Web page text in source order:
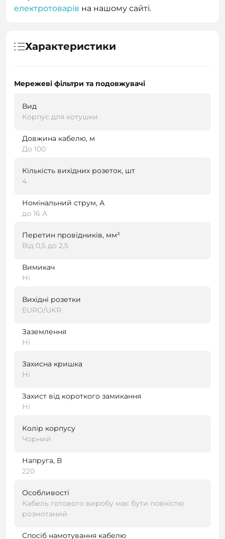
електротоварів на нашому сайті.
Характеристики
Мережеві фільтри та подовжувачі
Вид
Корпус для котушки
Довжина кабелю, м
До 100
Кількість вихідних розеток, шт
4
Номінальний струм, А
до 16 А
Перетин провідників, мм²
Від 0,5 до 2,5
Вимикач
Ні
Вихідні розетки
EURO/UKR
Заземлення
Ні
Захисна кришка
Ні
Захист від короткого замикання
Ні
Колір корпусу
Чорний
Напруга, В
220
Особливості
Кабель готового виробу має бути повністю
розмотаний
Спосіб намотування кабелю